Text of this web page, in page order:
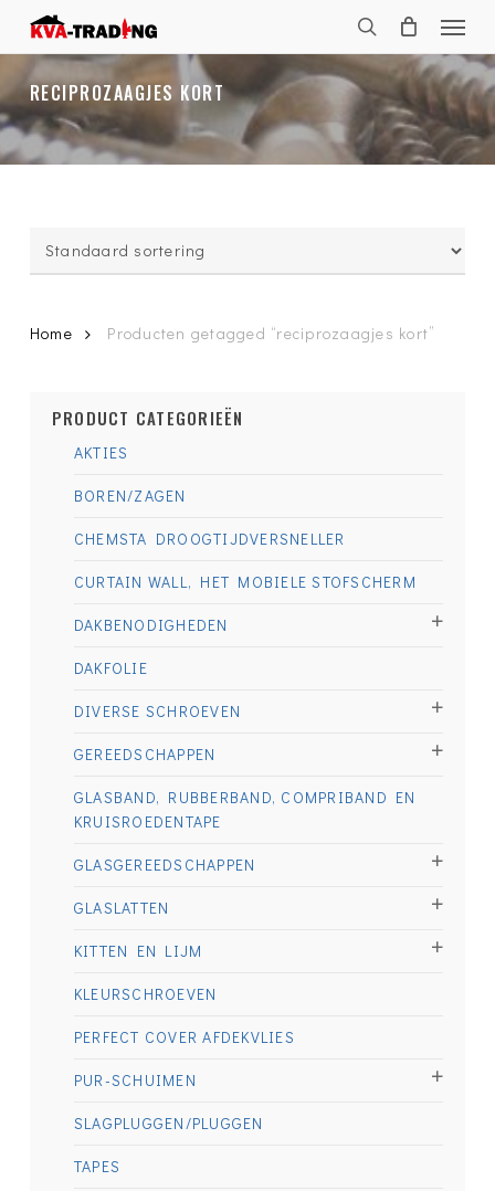
main
content
search
Menu
RECIPROZAAGJES KORT
Home Producten getagged “reciprozaagjes kort”
PRODUCT CATEGORIEËN
AKTIES
BOREN/ZAGEN
CHEMSTA DROOGTIJDVERSNELLER
CURTAIN WALL, HET MOBIELE STOFSCHERM
DAKBENODIGHEDEN
DAKFOLIE
DIVERSE SCHROEVEN
GEREEDSCHAPPEN
GLASBAND, RUBBERBAND, COMPRIBAND EN
KRUISROEDENTAPE
GLASGEREEDSCHAPPEN
GLASLATTEN
KITTEN EN LIJM
KLEURSCHROEVEN
PERFECT COVER AFDEKVLIES
PUR-SCHUIMEN
SLAGPLUGGEN/PLUGGEN
TAPES